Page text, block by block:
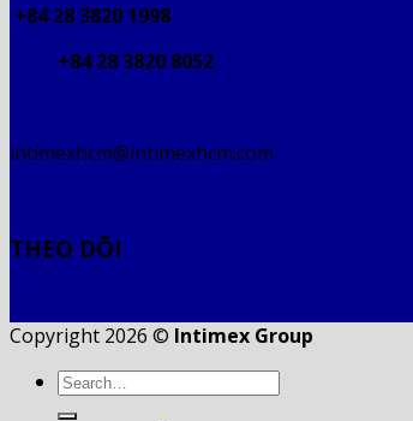
+84 28 3820 1998
+84 28 3820 8052
intimexhcm@intimexhcm.com
THEO DÕI
Copyright 2026 © Intimex Group